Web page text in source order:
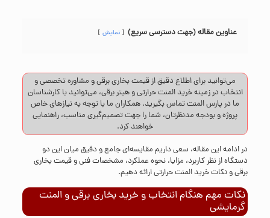
عناوین مقاله (جهت دسترسی سریع) نمایش
می‌توانید برای اطلاع دقیق از قیمت بخاری برقی و مشاوره تخصصی و
انتخاب در زمینه خرید المنت حرارتی و هیتر برقی، می‌توانید با کارشناسان
ما در پارس المنتتماسبگیرید. همکاران ما با توجه به نیازهای خاص
پروژه و بودجه مدنظرتان، شما را جهت تصمیم‌گیری مناسب، راهنمایی
خواهند کرد.
در ادامه این مقاله، سعی داریم مقایسه‌ای جامع و دقیق میان این دو
دستگاه از نظر کاربرد، مزایا، نحوه عملکرد، مشخصات فنی و قیمت بخاری
برقی و نکات خرید المنت حرارتی ارائه دهیم.
نکات مهم هنگام انتخاب و خرید بخاری برقی و المنت
گرمایشی